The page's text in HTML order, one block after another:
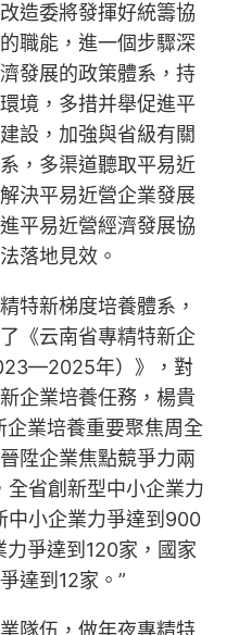
造委將發揮好統籌協
職能，進一個步驟深
發展的政策體系，持
境，多措并舉促進平
設，加強與省級有關
，多渠道聽取平易近
決平易近營企業發展
平易近營經濟發展協
落地見效。
特新梯度培養體系，
《云南省專精特新企
年）》，對
企業培養任務，楊貴
企業培養重要聚焦周全
陞企業焦點競爭力兩
省創新型中小企業力
中小企業力爭達到900
力爭達到120家，國家
達到12家。”